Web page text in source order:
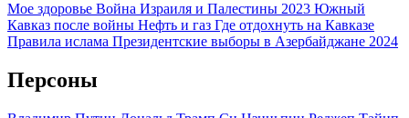
Мое здоровье Война Израиля и Палестины 2023 Южный
Кавказ после войны Нефть и газ Где отдохнуть на Кавказе
Правила ислама Президентские выборы в Азербайджане 2024
Персоны